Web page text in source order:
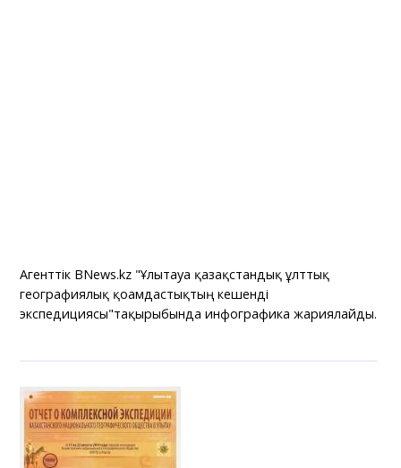
Агенттік BNews.kz "Ұлытауға қазақстандық ұлттық
географиялық қоғамдастықтың кешенді
экспедициясы"тақырыбында инфографика жариялайды.